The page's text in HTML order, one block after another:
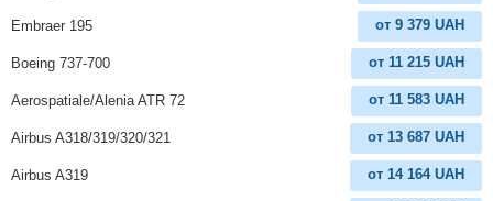
Embraer 195 от 9 379 UAH
Boeing 737-700 от 11 215 UAH
Aerospatiale/Alenia ATR 72 от 11 583 UAH
Airbus A318/319/320/321 от 13 687 UAH
Airbus A319 от 14 164 UAH